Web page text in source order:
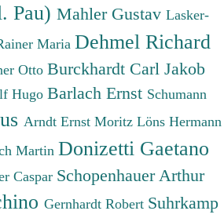
Pau) Mahler Gustav Lasker-
Maria Dehmel Richard
Otto Burckhardt Carl Jakob
Hugo Barlach Ernst Schumann
Arndt Ernst Moritz Löns Hermann
Martin Donizetti Gaetano
Caspar Schopenhauer Arthur
Gernhardt Robert Suhrkamp